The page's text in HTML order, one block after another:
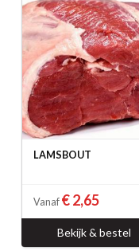
LAMSBOUT
Vanaf € 2,65
Bekijk & bestel